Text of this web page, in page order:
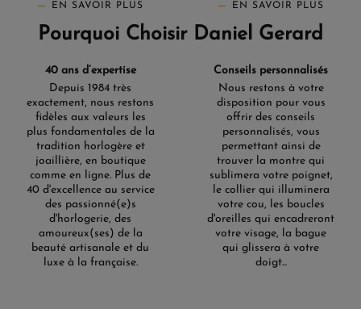
EN SAVOIR PLUS EN SAVOIR PLUS
Pourquoi Choisir Daniel Gerard
40 ans d’expertise
Depuis 1984 très
exactement, nous restons
fidèles aux valeurs les
plus fondamentales de la
tradition horlogère et
joaillière, en boutique
comme en ligne. Plus de
40 d'excellence au service
des passionné(e)s
d'horlogerie, des
amoureux(ses) de la
beauté artisanale et du
luxe à la française.
Conseils personnalisés
Nous restons à votre
disposition pour vous
offrir des conseils
personnalisés, vous
permettant ainsi de
trouver la montre qui
sublimera votre poignet,
le collier qui illuminera
votre cou, les boucles
d'oreilles qui encadreront
votre visage, la bague
qui glissera à votre
doigt...